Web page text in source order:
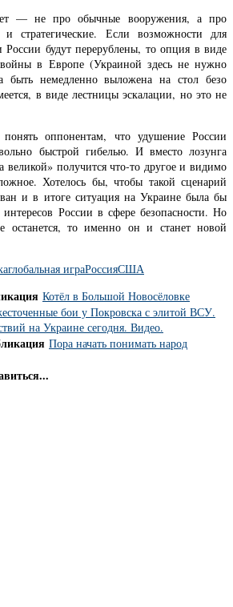
— не про обычные вооружения, а про
стратегические. Если возможности для
будут перерублены, то опция в виде
в Европе (Украиной здесь не нужно
быть немедленно выложена на стол безо
в виде лестницы эскалации, но это не
оппонентам, что удушение России
быстрой гибелью. И вместо лозунга
великой» получится что-то другое и видимо
Хотелось бы, чтобы такой сценарий
и в итоге ситуация на Украине была бы
интересов России в сфере безопасности. Но
останется, то именно он и станет новой
глобальная играРоссияСША
Котёл в Большой Новосёловке
бои у Покровска с элитой ВСУ.
на Украине сегодня. Видео.
Пора начать понимать народ